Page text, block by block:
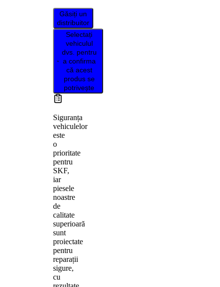
Găsiți un
distribuitor
Selectați
vehiculul
dvs. pentru
a confirma
că acest
produs se
potrivește
Siguranța
vehiculelor
este
o
prioritate
pentru
SKF,
iar
piesele
noastre
de
calitate
superioară
sunt
proiectate
pentru
reparații
sigure,
cu